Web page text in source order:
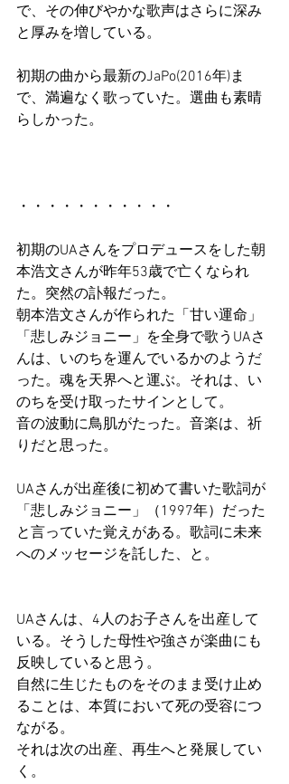
で、その伸びやかな歌声はさらに深み
と厚みを増している。
初期の曲から最新のJaPo(2016年)ま
で、満遍なく歌っていた。選曲も素晴
らしかった。
・・・・・・・・・・・
初期のUAさんをプロデュースをした朝
本浩文さんが昨年53歳で亡くなられ
た。突然の訃報だった。
朝本浩文さんが作られた「甘い運命」
「悲しみジョニー」を全身で歌うUAさ
んは、いのちを運んでいるかのようだ
った。魂を天界へと運ぶ。それは、い
のちを受け取ったサインとして。
音の波動に鳥肌がたった。音楽は、祈
りだと思った。
UAさんが出産後に初めて書いた歌詞が
「悲しみジョニー」（1997年）だった
と言っていた覚えがある。歌詞に未来
へのメッセージを託した、と。
UAさんは、4人のお子さんを出産して
いる。そうした母性や強さが楽曲にも
反映していると思う。
自然に生じたものをそのまま受け止め
ることは、本質において死の受容につ
ながる。
それは次の出産、再生へと発展してい
く。